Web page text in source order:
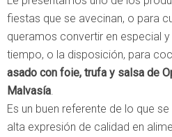
fiestas que se avecinan, o para
queramos convertir en especial
tiempo, o la disposición, para
asado con foie, trufa y salsa de
Malvasía.
Es un buen referente de lo que
alta expresión de calidad en